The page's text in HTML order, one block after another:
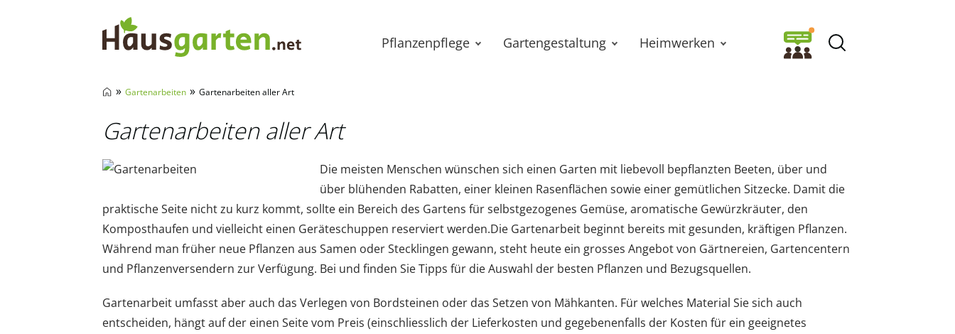
Pflanzenpflege Gartengestaltung Heimwerken
» Gartenarbeiten » Gartenarbeiten aller Art
Gartenarbeiten aller Art
Die meisten Menschen wünschen sich einen Garten mit liebevoll bepflanzten Beeten, über und
über blühenden Rabatten, einer kleinen Rasenflächen sowie einer gemütlichen Sitzecke. Damit die
praktische Seite nicht zu kurz kommt, sollte ein Bereich des Gartens für selbstgezogenes Gemüse, aromatische Gewürzkräuter, den
Komposthaufen und vielleicht einen Geräteschuppen reserviert werden.Die Gartenarbeit beginnt bereits mit gesunden, kräftigen Pflanzen.
Während man früher neue Pflanzen aus Samen oder Stecklingen gewann, steht heute ein grosses Angebot von Gärtnereien, Gartencentern
und Pflanzenversendern zur Verfügung. Bei und finden Sie Tipps für die Auswahl der besten Pflanzen und Bezugsquellen.
Gartenarbeit umfasst aber auch das Verlegen von Bordsteinen oder das Setzen von Mähkanten. Für welches Material Sie sich auch
entscheiden, hängt auf der einen Seite vom Preis (einschliesslich der Lieferkosten und gegebenenfalls der Kosten für ein geeignetes